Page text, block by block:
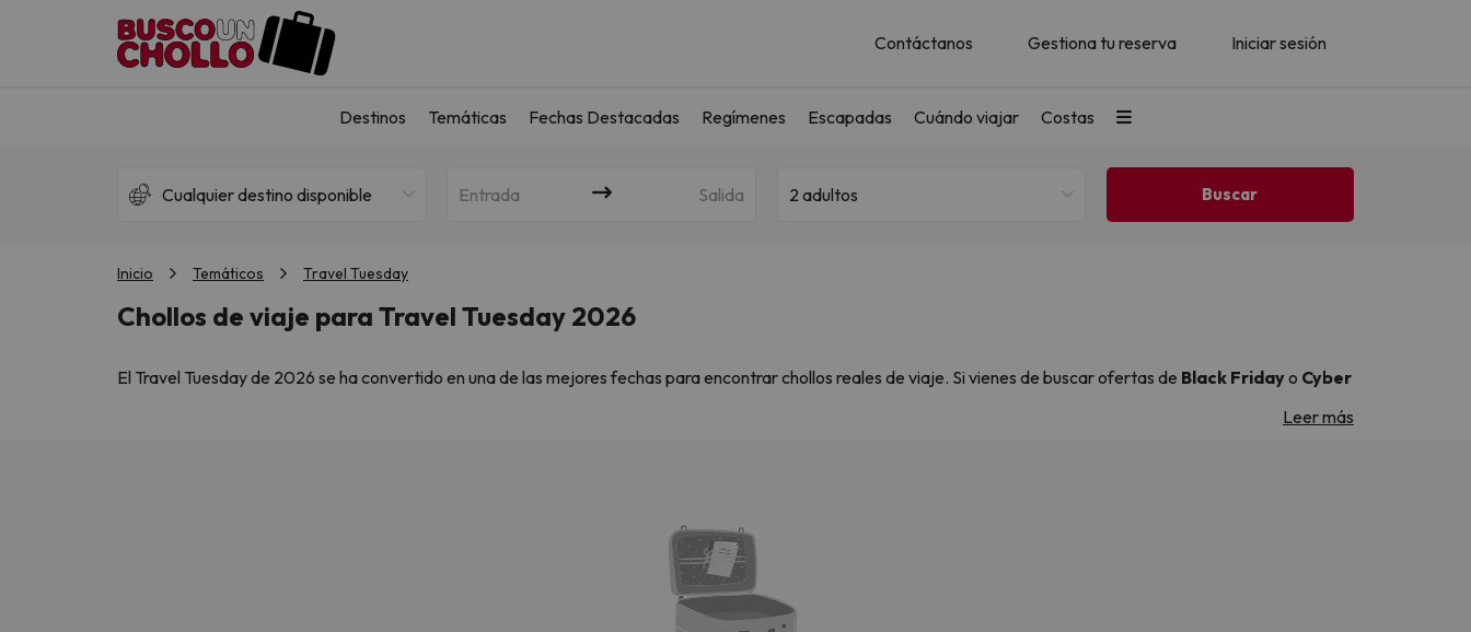
Contáctanos Gestiona tu reserva Iniciar sesión
Destinos Temáticas Fechas Destacadas Regímenes Escapadas Cuándo viajar Costas
Cualquier destino disponible Entrada Salida 2 adultos
Inicio Temáticos Travel Tuesday
Chollos de viaje para Travel Tuesday 2026
El Travel Tuesday de 2026 se ha convertido en una de las mejores fechas para encontrar chollos reales de viaje. Si vienes de buscar ofertas de Black Fridayo Cyber
hoteles bien valorados, escapadas rápidas y destinos que mantienen una gran demanda durante estas fechas.
Si estás pensando en reservar tu próxima escapada, este es el mejor momento para hacerlo: oportunidades actualizadas, fiables y preparadas para ayudarte a
Leer más